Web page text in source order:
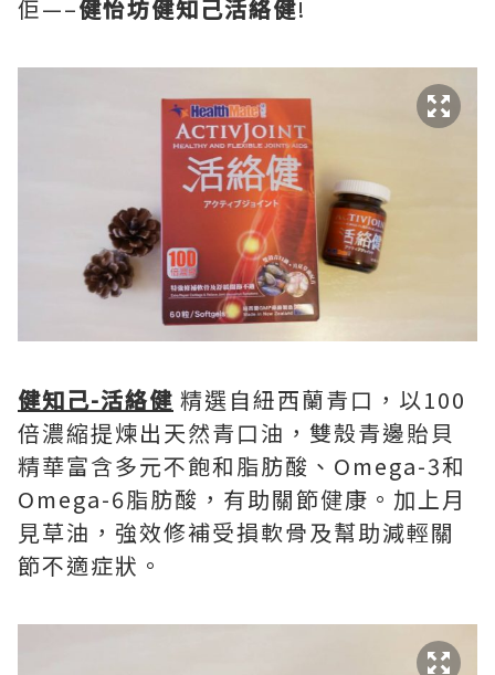
佢—–健怡坊健知己活絡健!
健知己-活絡健 精選自紐西蘭青口，以100
倍濃縮提煉出天然青口油，雙殼青邊貽貝
精華富含多元不飽和脂肪酸、Omega-3和
Omega-6脂肪酸，有助關節健康。加上月
見草油，強效修補受損軟骨及幫助減輕關
節不適症狀。